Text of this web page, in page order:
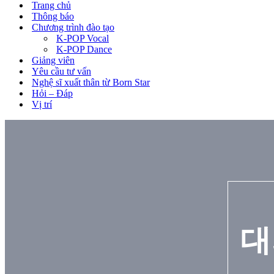
Trang chủ
Thông báo
Chương trình đào tạo
K-POP Vocal
K-POP Dance
Giảng viên
Yêu cầu tư vấn
Nghệ sĩ xuất thân từ Born Star
Hỏi – Đáp
Vị trí